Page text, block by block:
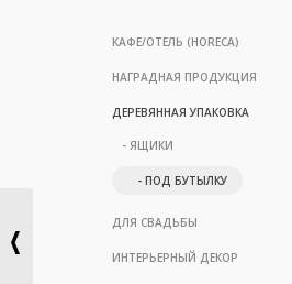
КАФЕ/ОТЕЛЬ (HORECA)
НАГРАДНАЯ ПРОДУКЦИЯ
ДЕРЕВЯННАЯ УПАКОВКА
- ЯЩИКИ
- ПОД БУТЫЛКУ
ДЛЯ СВАДЬБЫ
ИНТЕРЬЕРНЫЙ ДЕКОР